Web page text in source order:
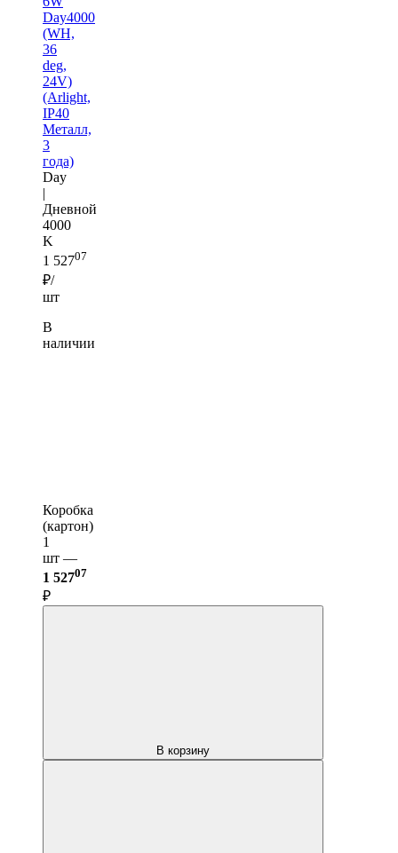
Day4000
(WH,
36
deg,
24V)
(Arlight,
IP40
Металл,
3
года)
Day
|
Дневной
4000
K
1 52707
₽/
шт
В
наличии
Коробка
(картон)
1
шт —
1 52707
₽
В корзину